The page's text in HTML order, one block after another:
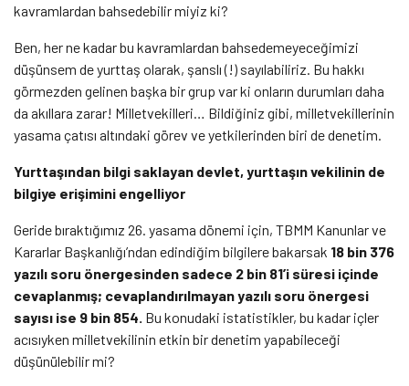
kavramlardan bahsedebilir miyiz ki?
Ben, her ne kadar bu kavramlardan bahsedemeyeceğimizi
düşünsem de yurttaş olarak, şanslı (!) sayılabiliriz. Bu hakkı
görmezden gelinen başka bir grup var ki onların durumları daha
da akıllara zarar! Milletvekilleri… Bildiğiniz gibi, milletvekillerinin
yasama çatısı altındaki görev ve yetkilerinden biri de denetim.
Yurttaşından bilgi saklayan devlet, yurttaşın vekilinin de
bilgiye erişimini engelliyor
Geride bıraktığımız 26. yasama dönemi için, TBMM Kanunlar ve
Kararlar Başkanlığı’ndan edindiğim bilgilere bakarsak 18 bin 376
yazılı soru önergesinden sadece 2 bin 81’i süresi içinde
cevaplanmış; cevaplandırılmayan yazılı soru önergesi
sayısı ise 9 bin 854. Bu konudaki istatistikler, bu kadar içler
acısıyken milletvekilinin etkin bir denetim yapabileceği
düşünülebilir mi?